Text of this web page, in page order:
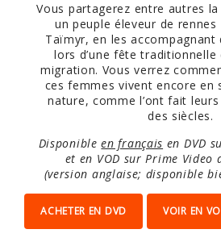
Vous partagerez entre autres
un peuple éleveur de
Taïmyr, en les accompagnant
lors d’une fête traditionnelle
migration. Vous verrez
ces femmes vivent encore en
nature, comme l’ont fait
des siècles.
Disponibleen français en DVD
et en VOD sur Prime Video
(version anglaise; disponible
ACHETER EN DVD VOIR EN